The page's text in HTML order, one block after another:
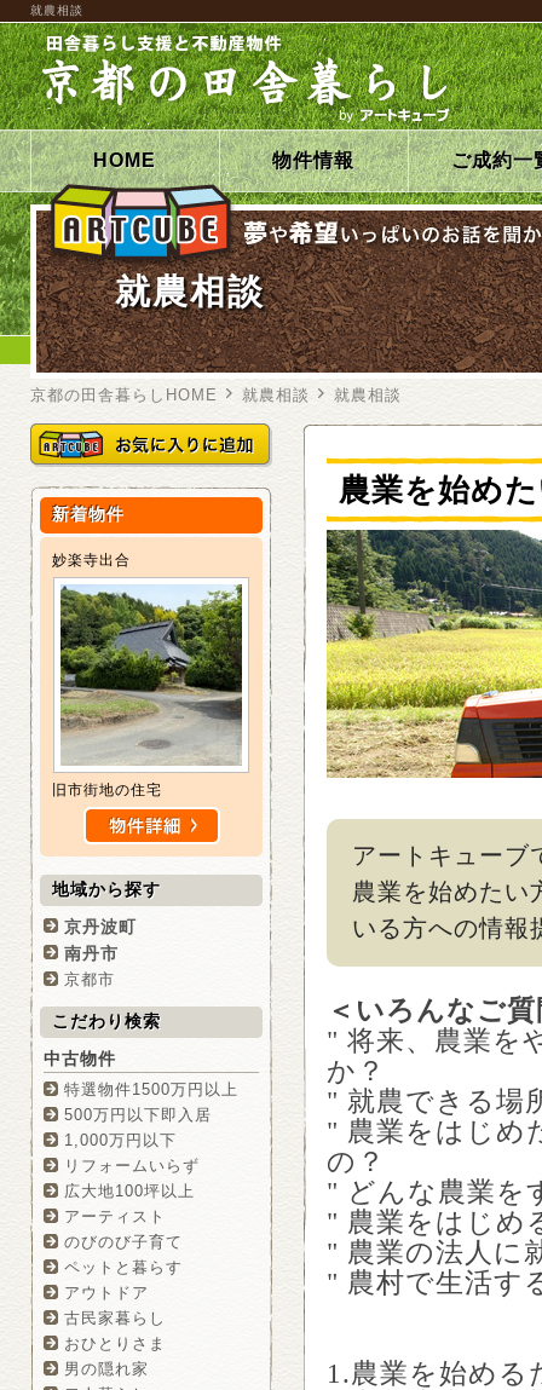
就農相談
HOME 物件情報 ご成約一
就農相談
京都の田舎暮らしHOME 就農相談 就農相談
農業を始め
アートキューブ
農業を始めたい
いる方への情
＜いろんなご
" 将来、農業を
か？
" 就農できる場
" 農業をはじめ
の？
" どんな農業を
" 農業をはじめ
" 農業の法人に
" 農村で生活す
1.農業を始め
新着物件
妙楽寺出合
旧市街地の住宅
地域から探す
京丹波町
南丹市
京都市
こだわり検索
中古物件
特選物件1500万円以上
500万円以下即入居
1,000万円以下
リフォームいらず
広大地100坪以上
アーティスト
のびのび子育て
ペットと暮らす
アウトドア
古民家暮らし
おひとりさま
男の隠れ家